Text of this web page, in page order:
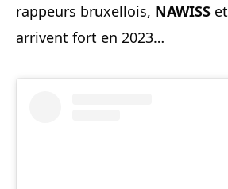
rappeurs bruxellois, NAWISS et
arrivent fort en 2023…